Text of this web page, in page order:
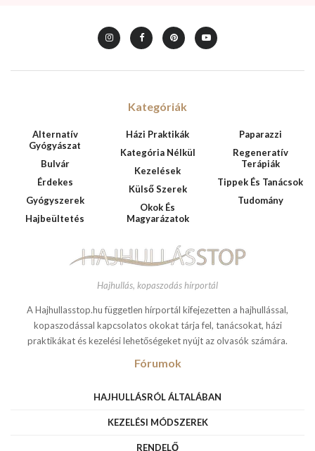
Kategóriák
Alternatív
Gyógyászat
Bulvár
Érdekes
Gyógyszerek
Hajbeültetés
Házi Praktikák
Kategória Nélkül
Kezelések
Külső Szerek
Okok És
Magyarázatok
Paparazzi
Regeneratív
Terápiák
Tippek És Tanácsok
Tudomány
Hajhullás, kopaszodás hírportál
A Hajhullasstop.hu független hírportál kifejezetten a hajhullással,
kopaszodással kapcsolatos okokat tárja fel, tanácsokat, házi
praktikákat és kezelési lehetőségeket nyújt az olvasók számára.
Fórumok
HAJHULLÁSRÓL ÁLTALÁBAN
KEZELÉSI MÓDSZEREK
RENDELŐ